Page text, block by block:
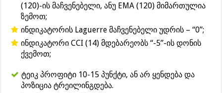
(120)-ის მაჩვენებელი, ანუ EMA (120) მიმართულია
ზემოთ;
ინდიკატორის Laguerre მაჩვენებელი უდრის – “0”;
ინდიკატორი CCI (14) მდებარეობს “-5”-ის დონის
ქვემოთ;
ტეიკ პროფიტი 10-15 პუნქტი, ან არ ყენდება და
პოზიცია ტრეილინგდება.